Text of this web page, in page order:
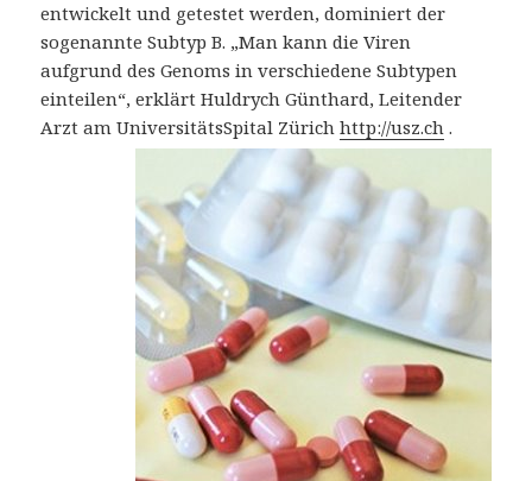
entwickelt und getestet werden, dominiert der
sogenannte Subtyp B. „Man kann die Viren
aufgrund des Genoms in verschiedene Subtypen
einteilen“, erklärt Huldrych Günthard, Leitender
Arzt am UniversitätsSpital Zürichhttp://usz.ch .